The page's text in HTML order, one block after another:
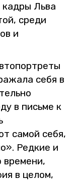
Льва
среди
и
себя в
в пись­ме к
самой себя,
Ред­кие и
вре­ме­ни,
в целом,